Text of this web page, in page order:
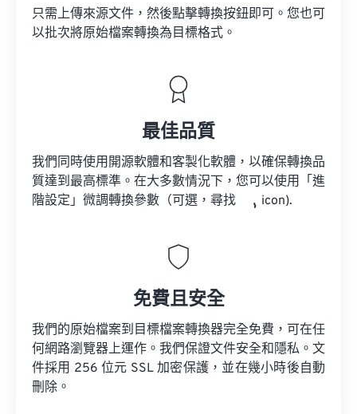
只需上傳來源文件，然後點擊轉換按鈕即可。您也可
以批次將原始檔案轉換為目標格式。
最佳品質
我們同時使用開源軟體和客製化軟體，以確保轉換品
質達到最高標準。在大多數情況下，您可以使用「進
階設定」微調轉換參數（可選，尋找
icon).
免費且安全
我們的原始檔案到目標檔案轉換器完全免費，可在任
何網路瀏覽器上運作。我們保證文件安全和隱私。文
件採用 256 位元 SSL 加密保護，並在幾小時後自動
刪除。